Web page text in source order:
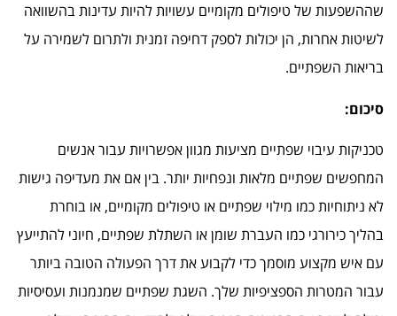
שההשפעות של טיפולים מקומיים עשויות להיות עדינות בהשוואה
לשיטות אחרות, הן יכולות לספק דחיפה זמנית ולתרום לשמירה על
בריאות השפתיים.
סיכום:
טכניקות עיבוי שפתיים מציעות מגוון אפשרויות עבור אנשים
המחפשים שפתיים מלאות ונפחיות יותר. בין אם את מעדיפה גישות
לא ניתוחיות כמו מילוי שפתיים או טיפולים מקומיים, או בוחרת
בהליך כירורגי כמו העברת שומן או השתלת שפתיים, חיוני להתייעץ
עם איש מקצוע מוסמך כדי לקבוע את דרך הפעולה הטובה ביותר
עבור המטרות הספציפיות שלך. השגת שפתיים שמנמנות ועסיסיות